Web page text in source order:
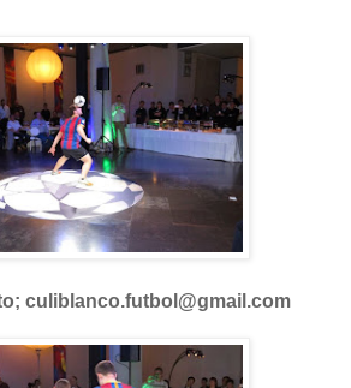
culiblanco.futbol@gmail.com